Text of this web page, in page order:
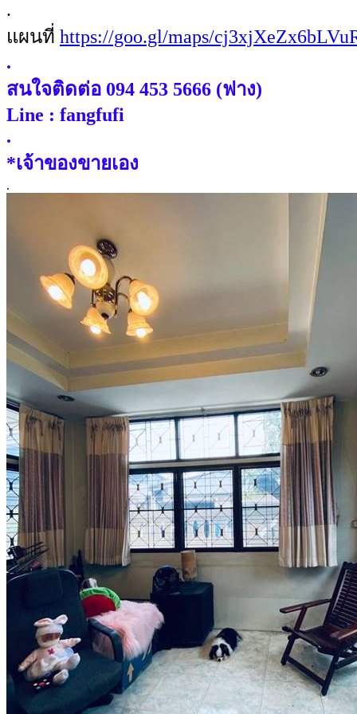
.
แผนที่ https://goo.gl/maps/
.
สนใจติดต่อ 094 453 5666 (ฟาง)
Line : fangfufi
.
*เจ้าของขายเอง
.